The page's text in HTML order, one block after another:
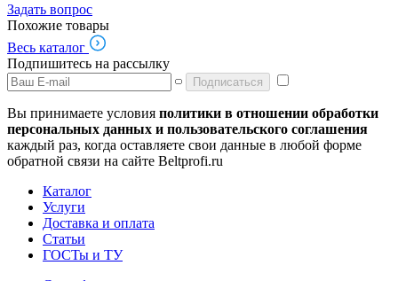
Задать вопрос
Похожие товары
Весь каталог
Подпишитесь на рассылку
Подписаться
Вы принимаете условия политики в отношении обработки
персональных данных и пользовательского соглашения
каждый раз, когда оставляете свои данные в любой форме
обратной связи на сайте Beltprofi.ru
Каталог
Услуги
Доставка и оплата
Статьи
ГОСТы и ТУ